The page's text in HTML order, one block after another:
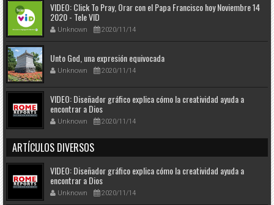
VIDEO: Click To Pray, Orar con el Papa Francisco hoy Noviembre 14
2020 - Tele VID
Unknown 2020/11/14
Unto God, una expresión equivocada
Unknown 2020/11/14
VIDEO: Diseñador gráfico explica cómo la creatividad ayuda a
encontrar a Dios
Unknown 2020/11/14
ARTÍCULOS DIVERSOS
VIDEO: Diseñador gráfico explica cómo la creatividad ayuda a
encontrar a Dios
Unknown 2020/11/14